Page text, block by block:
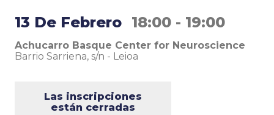
13 De Febrero 18:00 - 19:00
Achucarro Basque Center for Neuroscience
Barrio Sarriena, s/n - Leioa
Las inscripciones
están cerradas